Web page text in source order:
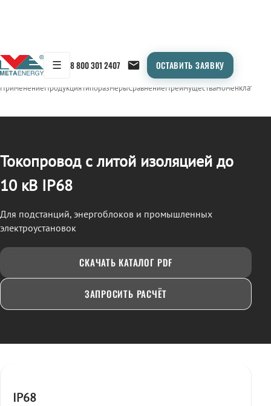
☰ 8 800 301 2407 ОСТАВИТЬ ЗАЯВКУ
← Продукция/ТОКОПРОВОД
ПрименениеПродукцияТипоразмерыСравнениеПреимуществаНоменклатура
Токопровод с литой изоляцией до
10 кВ IP68
Для подстанций, энергоблоков и промышленных
электроустановок
СКАЧАТЬ КАТАЛОГ PDF
ЗАПРОСИТЬ РАСЧЁТ
IP68